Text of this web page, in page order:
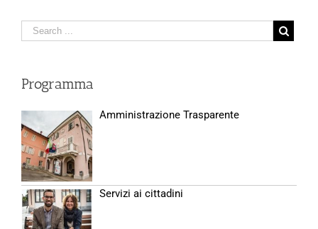
Programma
Amministrazione Trasparente
Servizi ai cittadini